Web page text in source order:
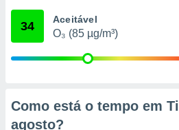
através
34 Aceitável
O₃ (85 µg/m³)
Como está o tempo em
agosto?